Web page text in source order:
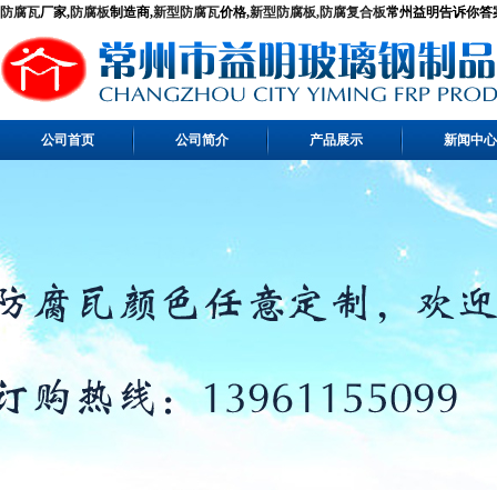
防腐瓦厂家,防腐板制造商,新型防腐瓦价格,新型防腐板,防腐复合板常州益明告诉你答
公司首页 公司简介 产品展示 新闻中心